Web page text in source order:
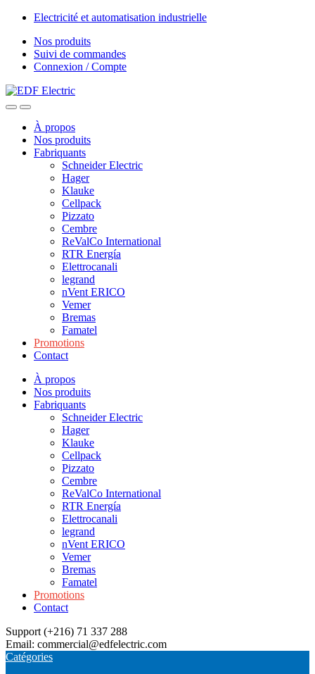
Skip
navigation
Skip
content
Electricité et automatisation industrielle
Nos produits
Suivi de commandes
Connexion / Compte
À propos
Nos produits
Fabriquants
Schneider Electric
Hager
Klauke
Cellpack
Pizzato
Cembre
ReValCo International
RTR Energía
Elettrocanali
legrand
nVent ERICO
Vemer
Bremas
Famatel
Promotions
Contact
À propos
Nos produits
Fabriquants
Schneider Electric
Hager
Klauke
Cellpack
Pizzato
Cembre
ReValCo International
RTR Energía
Elettrocanali
legrand
nVent ERICO
Vemer
Bremas
Famatel
Promotions
Contact
Support (+216) 71 337 288
Email: commercial@edfelectric.com
Catégories